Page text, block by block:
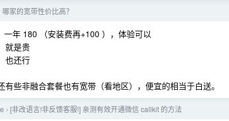
哪家的宽带性价比高？
年 180 （安装费再+100 ），体验可以
就是贵
也还行
些非融合套餐也有宽带（看地区），便宜的相当于白送。
› [非改语言!非反馈客服!] 亲测有效开通微信 callkit 的方法